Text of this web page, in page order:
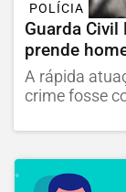
POLÍCIA
Guarda
prende
A rápida
crime fosse